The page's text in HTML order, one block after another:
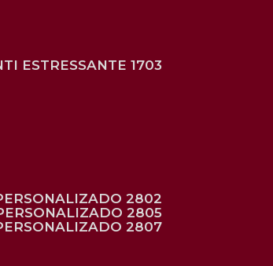
ESTRESSANTE 1703
2802
2805
2807